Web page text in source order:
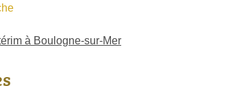
à Boulogne-sur-Mer